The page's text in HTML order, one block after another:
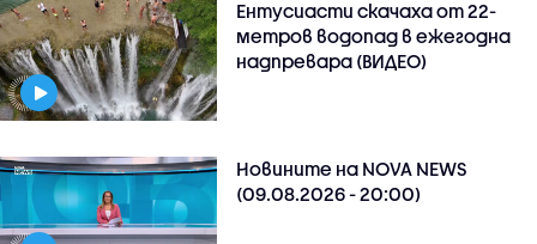
Ентусиасти скачаха от 22-
метров водопад в ежегодна
надпревара (ВИДЕО)
Новините на NOVA NEWS
(09.08.2026 - 20:00)